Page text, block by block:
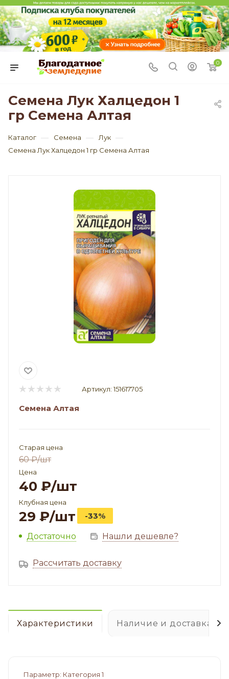
0
Семена Лук Халцедон 1
гр Семена Алтая
Каталог — Семена — Лук —
Семена Лук Халцедон 1 гр Семена Алтая
Артикул: 151617705
Семена Алтая
Старая цена
60₽/шт
Цена
40 ₽/шт
Клубная цена
29 ₽/шт -33%
Достаточно Нашли дешевле?
Рассчитать доставку
Характеристики Наличие и доставка
Параметр: Категория 1